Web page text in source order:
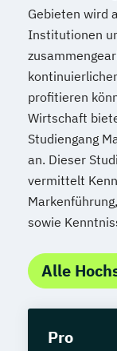
Gebieten wird
Institutionen
profitieren
Wirtschaft
Studiengang
an. Dieser
vermittelt
sowie
Alle
Pro